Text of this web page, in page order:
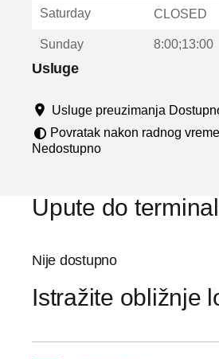
u
Saturday CLOSED
Sunday 8:00;13:00
Usluge
Usluge preuzimanja
Povratak nakon radnog
Nedostupno
Upute do
Nije dostupno
Istražite obližnje